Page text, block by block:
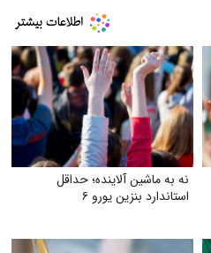
نه به ماشین آلاینده؛ حداقل
استاندارد بنزین یورو ۶